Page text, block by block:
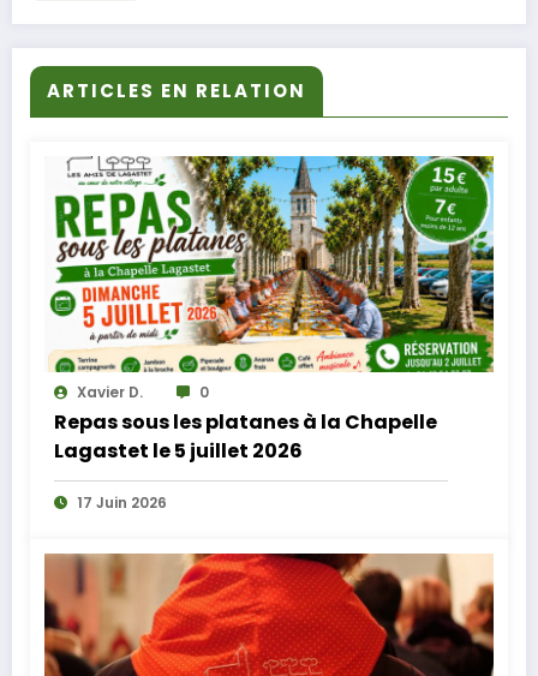
ARTICLES EN RELATION
Xavier D. 0
Repas sous les platanes à la Chapelle
Lagastet le 5 juillet 2026
17 Juin 2026